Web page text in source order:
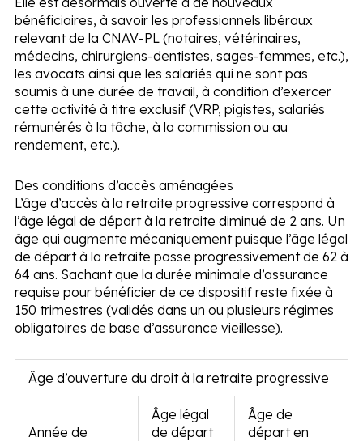
bénéficiaires, à savoir les professionnels libéraux
relevant de la CNAV-PL (notaires, vétérinaires,
médecins, chirurgiens-dentistes, sages-femmes, etc.),
les avocats ainsi que les salariés qui ne sont pas
soumis à une durée de travail, à condition d’exercer
cette activité à titre exclusif (VRP, pigistes, salariés
rémunérés à la tâche, à la commission ou au
rendement, etc.).
Des conditions d’accès aménagées
L’âge d’accès à la retraite progressive correspond à
l’âge légal de départ à la retraite diminué de 2 ans. Un
âge qui augmente mécaniquement puisque l’âge légal
de départ à la retraite passe progressivement de 62 à
64 ans. Sachant que la durée minimale d’assurance
requise pour bénéficier de ce dispositif reste fixée à
150 trimestres (validés dans un ou plusieurs régimes
obligatoires de base d’assurance vieillesse).
Âge d’ouverture du droit à la retraite progressive
Année de
Âge légal
de départ
Âge de
départ en